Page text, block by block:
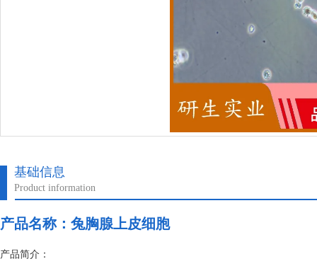
基础信息
Product information
产品名称： 兔胸腺上皮细胞
产品简介：